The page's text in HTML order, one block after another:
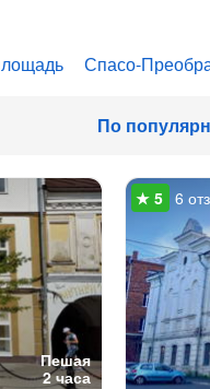
Спасо-
По
Пешая
2 часа
6